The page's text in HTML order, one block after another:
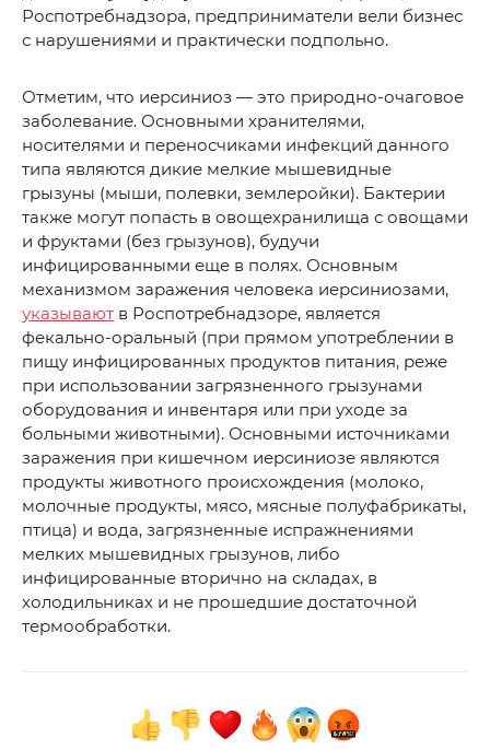
Роспотребнадзора, предприниматели вели бизнес
с нарушениями и практически подпольно.
Отметим, что иерсиниоз — это природно-очаговое
заболевание. Основными хранителями,
носителями и переносчиками инфекций данного
типа являются дикие мелкие мышевидные
грызуны (мыши, полевки, землеройки). Бактерии
также могут попасть в овощехранилища с овощами
и фруктами (без грызунов), будучи
инфицированными еще в полях. Основным
механизмом заражения человека иерсиниозами,
указывают в Роспотребнадзоре, является
фекально-оральный (при прямом употреблении в
пищу инфицированных продуктов питания, реже
при использовании загрязненного грызунами
оборудования и инвентаря или при уходе за
больными животными). Основными источниками
заражения при кишечном иерсиниозе являются
продукты животного происхождения (молоко,
молочные продукты, мясо, мясные полуфабрикаты,
птица) и вода, загрязненные испражнениями
мелких мышевидных грызунов, либо
инфицированные вторично на складах, в
холодильниках и не прошедшие достаточной
термообработки.